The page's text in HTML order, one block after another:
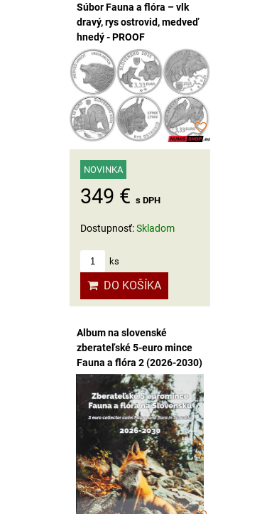
Súbor Fauna a flóra – vlk
dravý, rys ostrovid, medveď
hnedý - PROOF
NOVINKA
349 € s DPH
Dostupnosť:Skladom
ks
DO KOŠÍKA
Album na slovenské
zberateľské 5-euro mince
Fauna a flóra 2 (2026-2030)